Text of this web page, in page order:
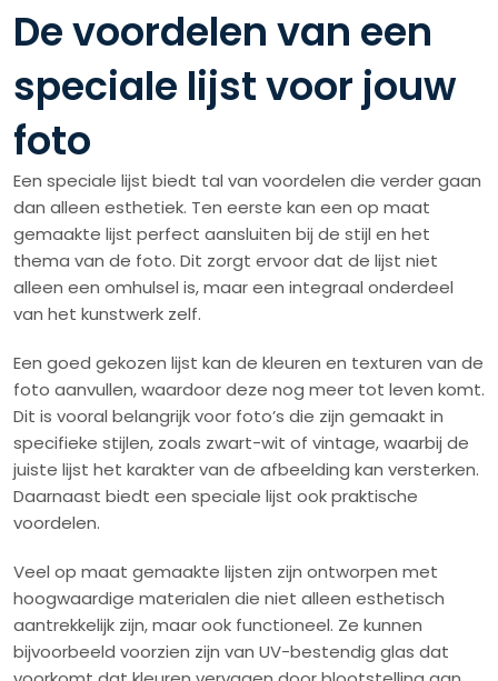
De voordelen van een
speciale lijst voor jouw
foto
Een speciale lijst biedt tal van voordelen die verder gaan
dan alleen esthetiek. Ten eerste kan een op maat
gemaakte lijst perfect aansluiten bij de stijl en het
thema van de foto. Dit zorgt ervoor dat de lijst niet
alleen een omhulsel is, maar een integraal onderdeel
van het kunstwerk zelf.
Een goed gekozen lijst kan de kleuren en texturen van de
foto aanvullen, waardoor deze nog meer tot leven komt.
Dit is vooral belangrijk voor foto’s die zijn gemaakt in
specifieke stijlen, zoals zwart-wit of vintage, waarbij de
juiste lijst het karakter van de afbeelding kan versterken.
Daarnaast biedt een speciale lijst ook praktische
voordelen.
Veel op maat gemaakte lijsten zijn ontworpen met
hoogwaardige materialen die niet alleen esthetisch
aantrekkelijk zijn, maar ook functioneel. Ze kunnen
bijvoorbeeld voorzien zijn van UV-bestendig glas dat